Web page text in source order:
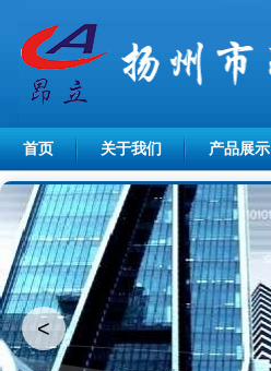
首页 关于我们 产品展示
<